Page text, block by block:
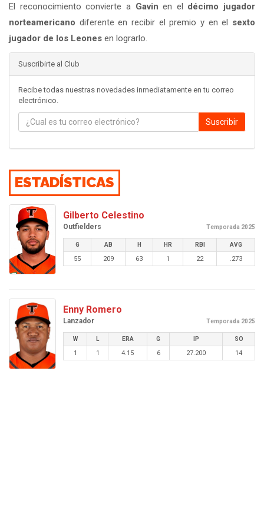
El reconocimiento convierte a Gavin en el décimo jugador
norteamericano diferente en recibir el premio y en el sexto
jugador de los Leones en lograrlo.
Suscribirte al Club
Recibe todas nuestras novedades inmediatamente en tu correo
electrónico.
Suscribir
ESTADÍSTICAS
Gilberto Celestino
Outfielders Temporada 2025
G AB H HR RBI AVG
55 209 63 1 22 .273
Enny Romero
Lanzador Temporada 2025
W L ERA G IP SO
1 1 4.15 6 27.200 14